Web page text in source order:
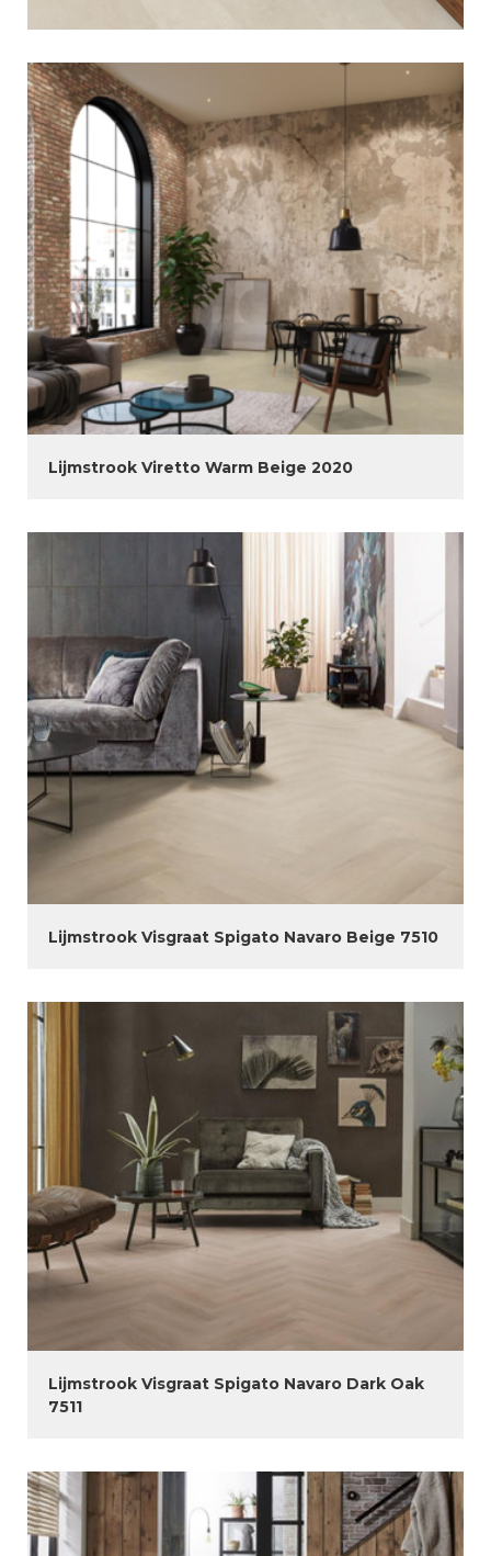
Lijmstrook Viretto Warm Beige 2020
Lijmstrook Visgraat Spigato Navaro Beige 7510
Lijmstrook Visgraat Spigato Navaro Dark Oak
7511